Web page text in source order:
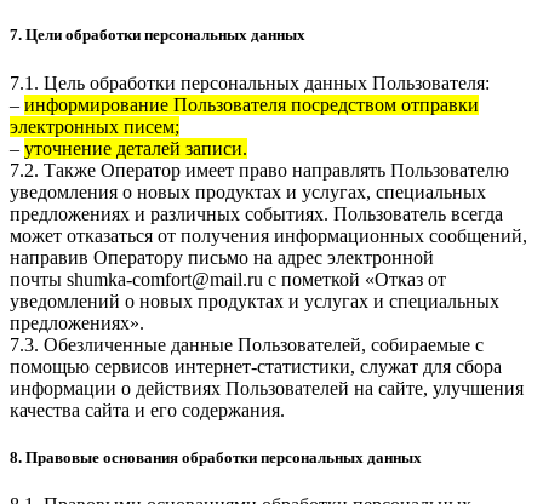
7. Цели обработки персональных данных
7.1. Цель обработки персональных данных Пользователя:
– информирование Пользователя посредством отправки
электронных писем;
– уточнение деталей записи.
7.2. Также Оператор имеет право направлять Пользователю
уведомления о новых продуктах и услугах, специальных
предложениях и различных событиях. Пользователь всегда
может отказаться от получения информационных сообщений,
направив Оператору письмо на адрес электронной
почты shumka-comfort@mail.ru с пометкой «Отказ от
уведомлений о новых продуктах и услугах и специальных
предложениях».
7.3. Обезличенные данные Пользователей, собираемые с
помощью сервисов интернет-статистики, служат для сбора
информации о действиях Пользователей на сайте, улучшения
качества сайта и его содержания.
8. Правовые основания обработки персональных данных